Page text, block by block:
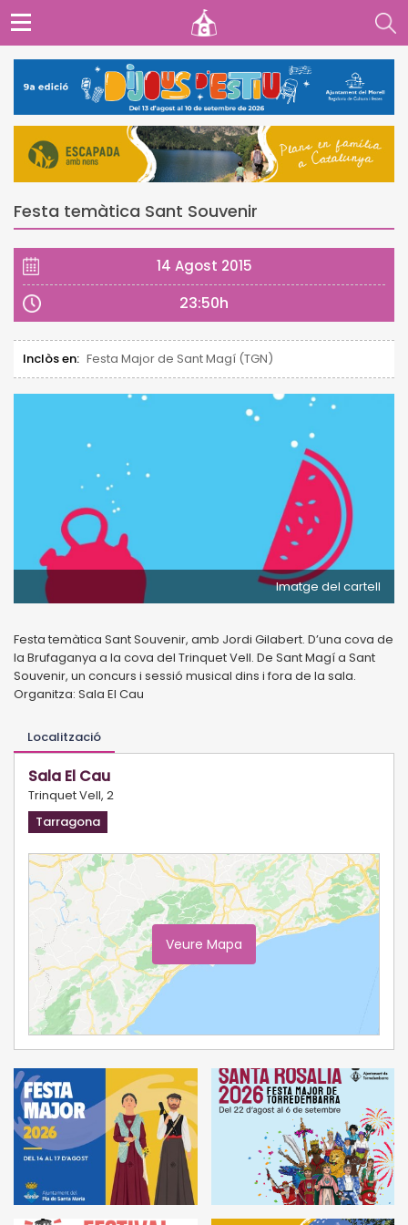
Festa temàtica Sant Souvenir
14 Agost 2015
23:50h
Inclòs en: Festa Major de Sant Magí (TGN)
Imatge del cartell
Festa temàtica Sant Souvenir, amb Jordi Gilabert. D’una cova de
la Brufaganya a la cova del Trinquet Vell. De Sant Magí a Sant
Souvenir, un concurs i sessió musical dins i fora de la sala.
Organitza: Sala El Cau
Localització
Sala El Cau
Trinquet Vell, 2
Tarragona
Veure Mapa